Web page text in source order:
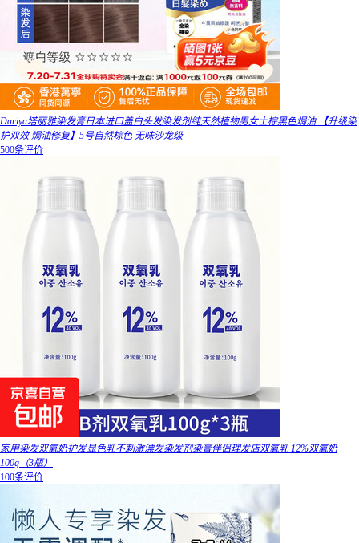
Dariya塔丽雅染发膏日本进口盖白头发染发剂纯天然植物男女士棕黑色焗油 【升级染
护双效 焗油修复】5号自然棕色 无味沙龙级
500条评价
家用染发双氧奶护发显色乳不刺激漂发染发剂染膏伴侣理发店双氧乳 12%双氧奶
100g（3瓶）
100条评价